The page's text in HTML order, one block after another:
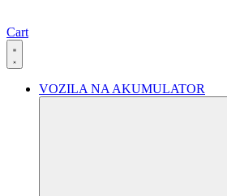
Cart
VOZILA NA AKUMULATOR